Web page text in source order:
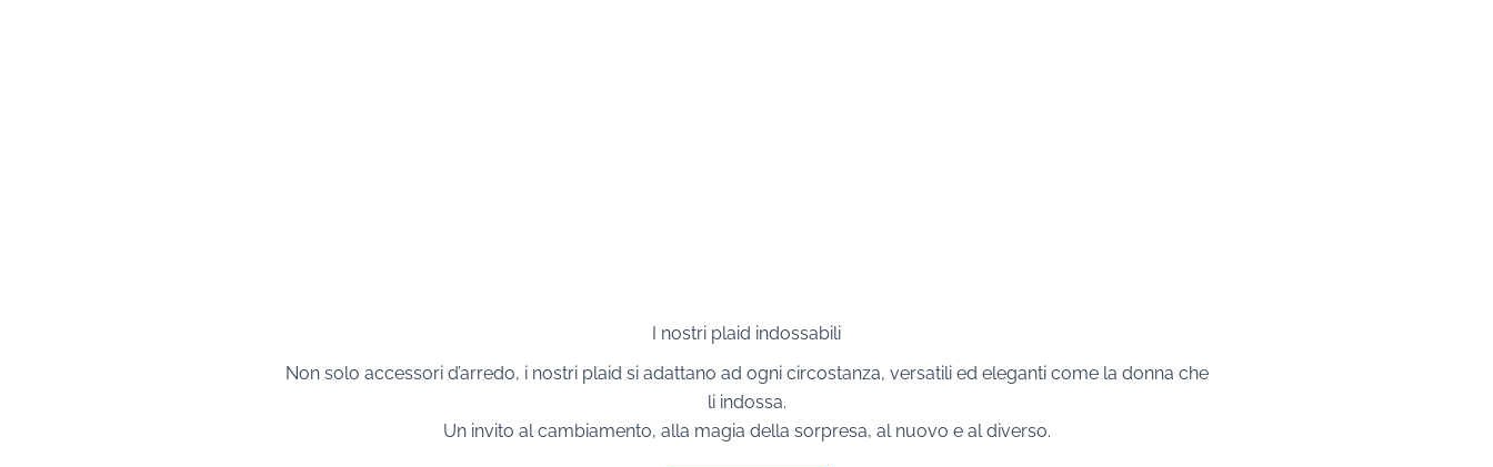
I nostri plaid indossabili
Non solo accessori d’arredo, i nostri plaid si adattano ad ogni circostanza, versatili ed eleganti come la donna che
li indossa.
Un invito al cambiamento, alla magia della sorpresa, al nuovo e al diverso.